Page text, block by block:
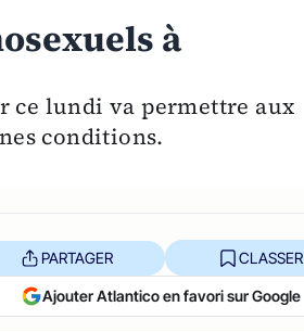
à
ce lundi va permettre aux
conditions.
PARTAGER CLASSER
Ajouter Atlantico en favori sur Google